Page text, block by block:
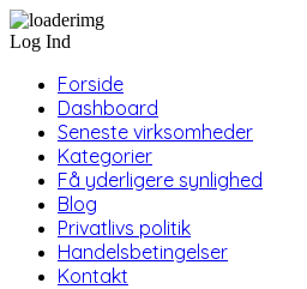
Log Ind
Forside
Dashboard
Seneste virksomheder
Kategorier
Få yderligere synlighed
Blog
Privatlivs politik
Handelsbetingelser
Kontakt